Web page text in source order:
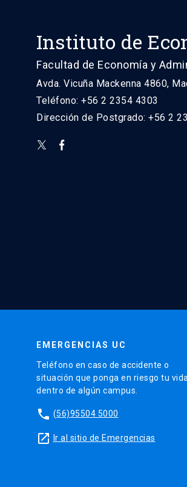
Instituto de
Facultad de Economía y
Avda. Vicuña Mackenna 4860,
Teléfono: +56 2 2354 4303
Dirección de Postgrado: +56 2
EMERGENCIAS UC
Teléfono en caso de accidente o
situación que ponga en riesgo tu vida
dentro de algún campus.
phone (56)95504 5000
launch Ir al sitio de Emergencias